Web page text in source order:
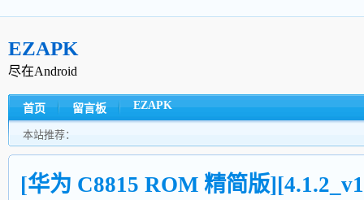
EZAPK
尽在Android
首页 留言板 EZAPK
本站推荐：
[华为 C8815 ROM 精简版